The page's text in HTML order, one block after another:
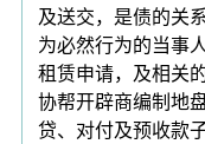
及送交，是债的关
为必然行为的当事
租赁申请，及相关
协帮开辟商编制地
贷、对付及预收款